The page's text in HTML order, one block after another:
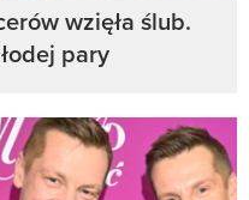
wzięła ślub.
pary